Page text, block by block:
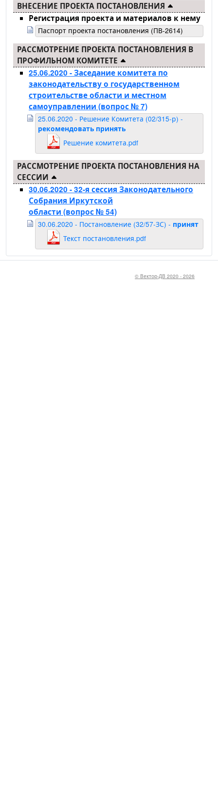
ВНЕСЕНИЕ ПРОЕКТА ПОСТАНОВЛЕНИЯ
Регистрация проекта и материалов к нему
Паспорт проекта постановления (ПВ-2614)
РАССМОТРЕНИЕ ПРОЕКТА ПОСТАНОВЛЕНИЯ В
ПРОФИЛЬНОМ КОМИТЕТЕ
25.06.2020 - Заседание комитета по
законодательству о государственном
строительстве области и местном
самоуправлении (вопрос № 7)
25.06.2020 - Решение Комитета (02/315-р) -
рекомендовать принять
Решение комитета.pdf
РАССМОТРЕНИЕ ПРОЕКТА ПОСТАНОВЛЕНИЯ НА
СЕССИИ
30.06.2020 - 32-я сессия Законодательного
Собрания Иркутской
области (вопрос № 54)
30.06.2020 - Постановление (32/57-ЗС) - принят
Текст постановления.pdf
© Вектор-ДВ 2020 - 2026